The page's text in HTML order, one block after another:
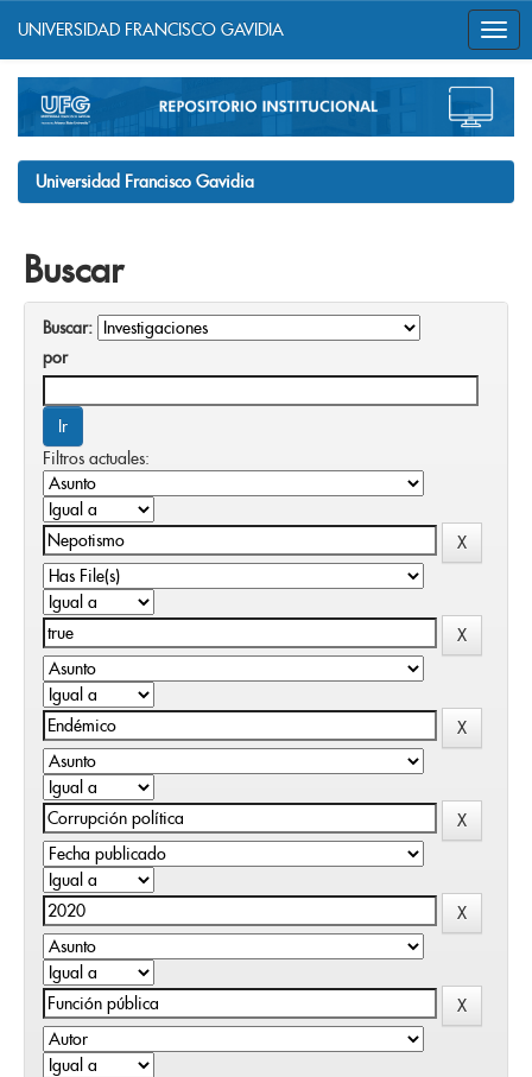
navigation
UNIVERSIDAD FRANCISCO GAVIDIA
Universidad Francisco Gavidia
Buscar
Buscar:
por
Filtros actuales: